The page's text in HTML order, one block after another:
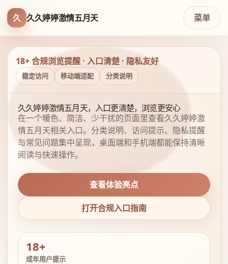
久 久久婷婷激情五月天 菜单
18+ 合规浏览提醒 · 入口清楚 · 隐私友好
稳定访问 移动端适配 分类说明
久久婷婷激情五月天，入口更清楚，浏览更安心
在一个暖色、简洁、少干扰的页面里查看久久婷婷激
情五月天相关入口。分类说明、访问提示、隐私提醒
与常见问题集中呈现，桌面端和手机端都能保持清晰
阅读与快速操作。
查看体验亮点
打开合规入口指南
18+
成年用户提示